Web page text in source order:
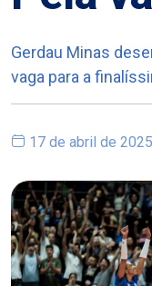
Gerdau Minas
vaga para a
17 de abril de